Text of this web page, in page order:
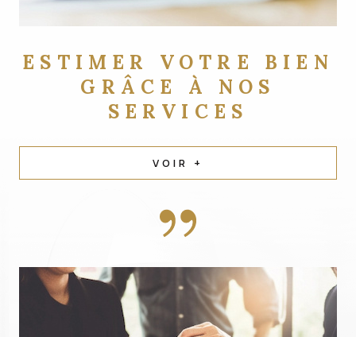
ESTIMER VOTRE BIEN
GRÂCE À NOS
SERVICES
VOIR +